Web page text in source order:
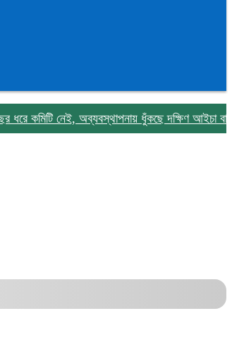
নেই, অব্যবস্থাপনায় ধুঁকছে দক্ষিণ আইচা বাজার